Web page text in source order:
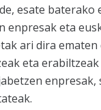
esate baterako
enpresak eta
ari dira ematen
eta
enpresak,